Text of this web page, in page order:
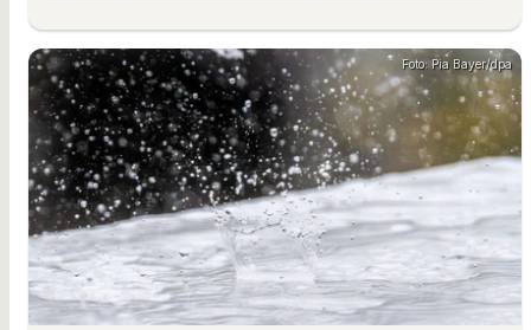
Foto: Pia Bayer/dpa